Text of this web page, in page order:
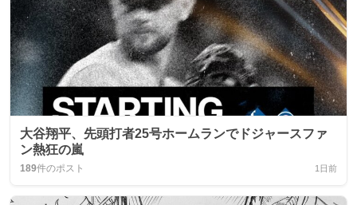
大谷翔平、先頭打者25号ホームランでドジャースファ
ン熱狂の嵐
189件のポスト 1日前